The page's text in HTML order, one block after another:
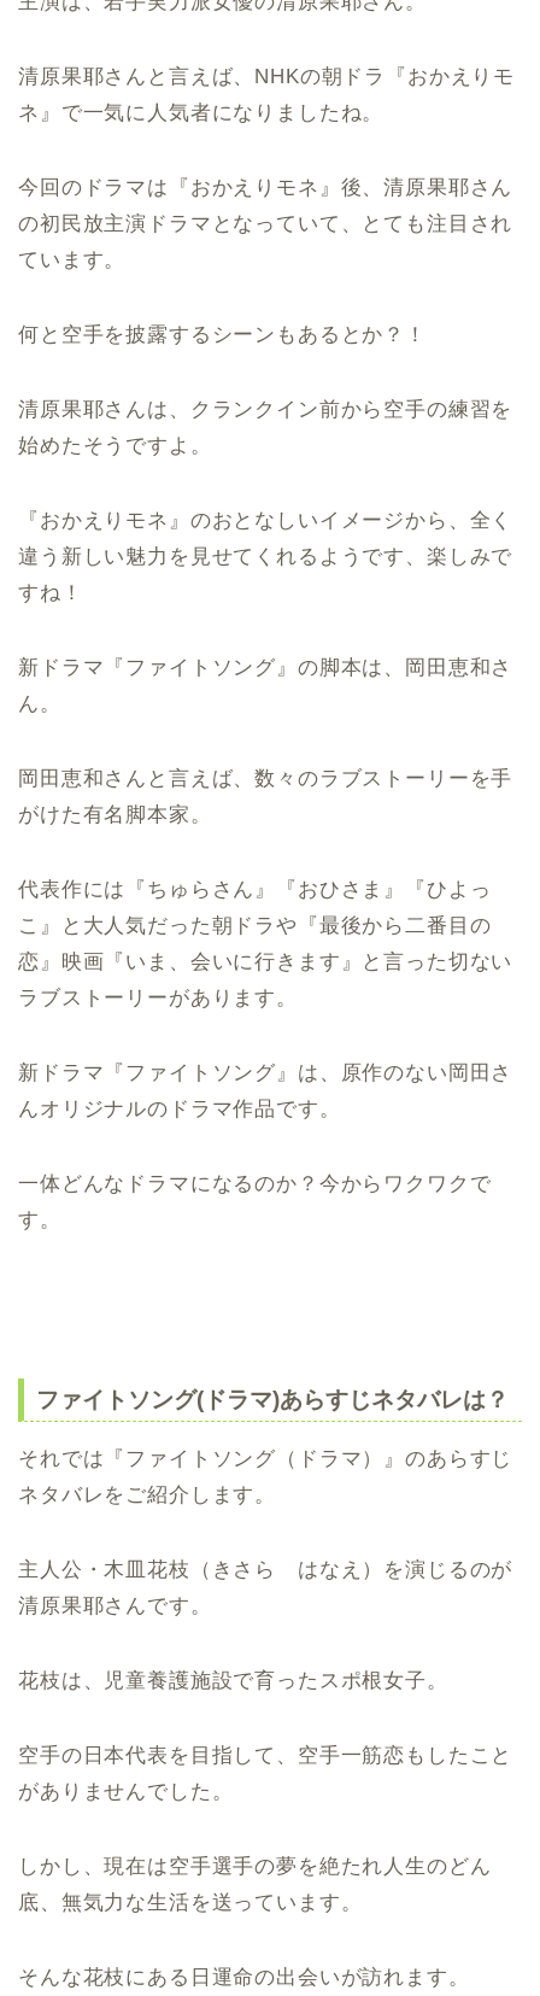
清原果耶さんと言えば、NHKの朝ドラ『おかえりモ
ネ』で一気に人気者になりましたね。
今回のドラマは『おかえりモネ』後、清原果耶さん
の初民放主演ドラマとなっていて、とても注目され
ています。
何と空手を披露するシーンもあるとか？！
清原果耶さんは、クランクイン前から空手の練習を
始めたそうですよ。
『おかえりモネ』のおとなしいイメージから、全く
違う新しい魅力を見せてくれるようです、楽しみで
すね！
新ドラマ『ファイトソング』の脚本は、岡田恵和さ
ん。
岡田恵和さんと言えば、数々のラブストーリーを手
がけた有名脚本家。
代表作には『ちゅらさん』『おひさま』『ひよっ
こ』と大人気だった朝ドラや『最後から二番目の
恋』映画『いま、会いに行きます』と言った切ない
ラブストーリーがあります。
新ドラマ『ファイトソング』は、原作のない岡田さ
んオリジナルのドラマ作品です。
一体どんなドラマになるのか？今からワクワクで
す。
ファイトソング(ドラマ)あらすじネタバレは？
それでは『ファイトソング（ドラマ）』のあらすじ
ネタバレをご紹介します。
主人公・木皿花枝（きさら はなえ）を演じるのが
清原果耶さんです。
花枝は、児童養護施設で育ったスポ根女子。
空手の日本代表を目指して、空手一筋恋もしたこと
がありませんでした。
しかし、現在は空手選手の夢を絶たれ人生のどん
底、無気力な生活を送っています。
そんな花枝にある日運命の出会いが訪れます。